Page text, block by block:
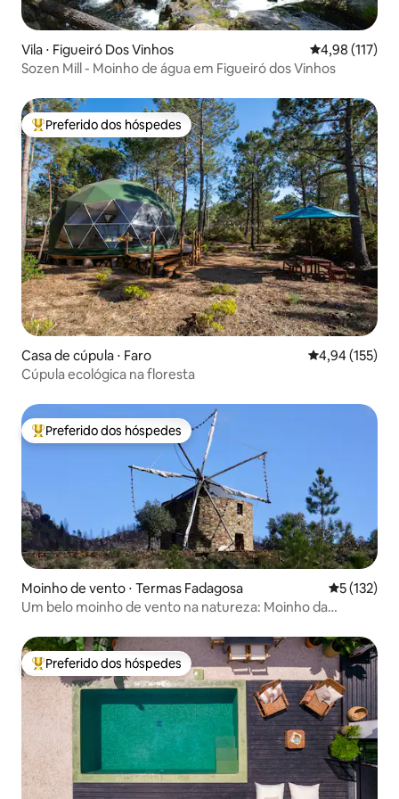
Vila ⋅ Figueiró Dos Vinhos 4,98 de uma
4,98 (117)
Sozen Mill - Moinho de água em Figueiró dos Vinhos
Entre os melhores preferidos dos hóspedes
Preferido dos hóspedes
Casa de cúpula ⋅ Faro 4,94 de uma
4,94 (155)
Cúpula ecológica na floresta
Entre os melhores preferidos dos hóspedes
Preferido dos hóspedes
Moinho de vento ⋅ Termas Fadagosa 5 de uma
5 (132)
Um belo moinho de vento na natureza: Moinho da
Entre os melhores preferidos dos hóspedes
Preferido dos hóspedes